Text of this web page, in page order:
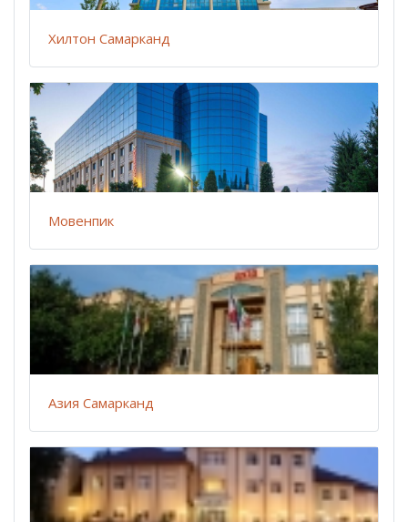
Хилтон Самарканд
Мовенпик
Азия Самарканд